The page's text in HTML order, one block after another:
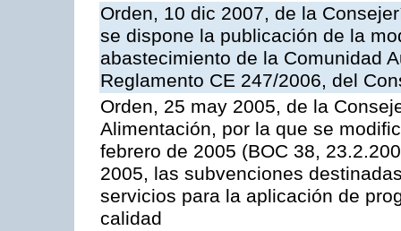
Orden, 10 dic 2007, de la
se dispone la publicación de la
abastecimiento de la Comunidad
Reglamento CE 247/2006, del
Orden, 25 may 2005, de la
Alimentación, por la que se
febrero de 2005 (BOC 38,
2005, las subvenciones
servicios para la aplicación de
calidad